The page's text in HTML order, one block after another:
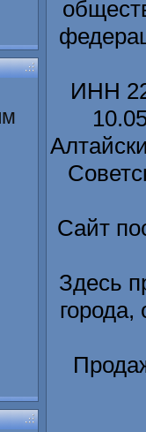
ИНН
Сайт
Здесь